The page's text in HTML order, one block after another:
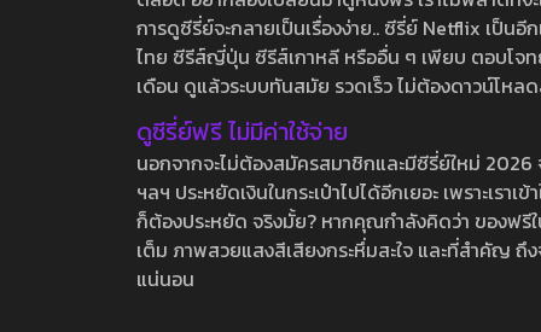
การดูซีรี่ย์จะกลายเป็นเรื่องง่าย.. ซีรี่ย์ Netflix เป็น
ไทย ซีรีส์ญี่ปุ่น ซีรีส์เกาหลี หรืออื่น ๆ เพียบ ตอบโจท
เดือน ดูแล้วระบบทันสมัย รวดเร็ว ไม่ต้องดาวน์โห
ดูซีรี่ย์ฟรี ไม่มีค่าใช้จ่าย
นอกจากจะไม่ต้องสมัครสมาชิกและมีซีรี่ย์ใหม่
ฯลฯ ประหยัดเงินในกระเป๋าไปได้อีกเยอะ เพราะเร
ก็ต้องประหยัด จริงมั้ย? หากคุณกำลังคิดว่า ของฟ
เต็ม ภาพสวยแสงสีเสียงกระหึ่มสะใจ และที่สำคัญ
แน่นอน